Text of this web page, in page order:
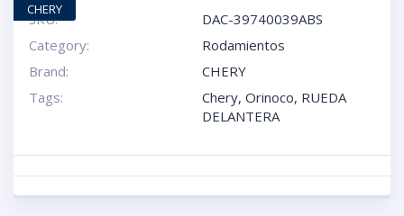
SKU:
DAC-39740039ABS
Category:
Rodamientos
Brand:
CHERY
Tags:
Chery, Orinoco, RUEDA
DELANTERA
CHERY